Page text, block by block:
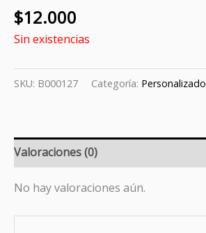
$12.000
Sin existencias
SKU: B000127 Categoría: Personalizado
Valoraciones (0)
No hay valoraciones aún.